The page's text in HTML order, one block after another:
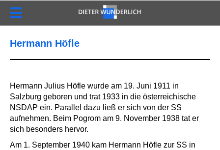
Hermann Höfle
Hermann Julius Höfle wurde am 19. Juni 1911 in
Salzburg geboren und trat 1933 in die österreichische
NSDAP ein. Parallel dazu ließ er sich von der SS
aufnehmen. Beim Pogrom am 9. November 1938 tat er
sich besonders hervor.
Am 1. September 1940 kam Hermann Höfle zur SS in